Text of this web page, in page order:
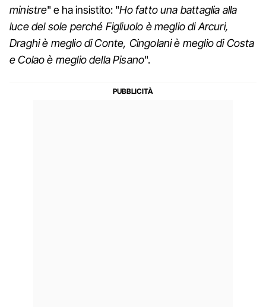
ministre" e ha insistito: "Ho fatto una battaglia alla
luce del sole perché Figliuolo è meglio di Arcuri,
Draghi è meglio di Conte, Cingolani è meglio di Costa
e Colao è meglio della Pisano".